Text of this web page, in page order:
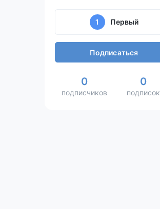
1 Первый
Подписаться
0
подписчиков
0
подписок